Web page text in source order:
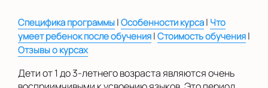
Специфика программы|Особенности курса| Что
умеет ребенок после обучения|Стоимость обучения|
Отзывы о курсах
Дети от 1 до 3-летнего возраста являются очень